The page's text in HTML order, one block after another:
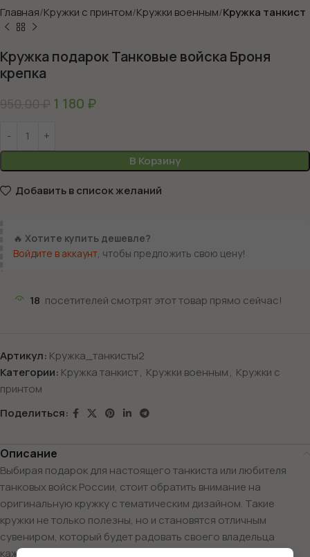
Главная Кружки с принтом Кружки военным Кружка танкист
Кружка подарок Танковые войска Броня
крепка
950,00₽ 1 180 ₽
В Корзину
Добавить в список желаний
🔥 Хотите купить дешевле?
Войдите в аккаунт , чтобы предложить свою цену!
18 посетителей смотрят этот товар прямо сейчас!
Артикул: Кружка_танкисты2
Категории: Кружка танкист, Кружки военным, Кружки с
принтом
Поделиться:
Описание
Выбирая подарок для настоящего танкиста или любителя
танковых войск России, стоит обратить внимание на
оригинальную кружку с тематическим дизайном. Такие
кружки не только полезны, но и становятся отличным
сувениром, который будет радовать своего владельца
каждый день.